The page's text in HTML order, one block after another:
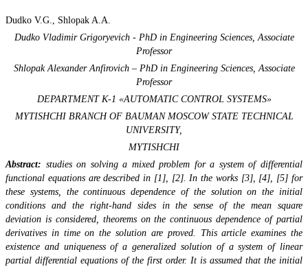
Dudko V.G., Shlopak A.A.
Dudko Vladimir Grigoryevich - PhD in Engineering Sciences, Associate
Professor
Shlopak Alexander Anfirovich – PhD in Engineering Sciences, Associate
Professor
DEPARTMENT K-1 «AUTOMATIC CONTROL SYSTEMS»
MYTISHCHI BRANCH OF BAUMAN MOSCOW STATE TECHNICAL
UNIVERSITY,
MYTISHCHI
Abstract: studies on solving a mixed problem for a system of differential
functional equations are described in [1], [2]. In the works [3], [4], [5] for
these systems, the continuous dependence of the solution on the initial
conditions and the right-hand sides in the sense of the mean square
deviation is considered, theorems on the continuous dependence of partial
derivatives in time on the solution are proved. This article examines the
existence and uniqueness of a generalized solution of a system of linear
partial differential equations of the first order. It is assumed that the initial